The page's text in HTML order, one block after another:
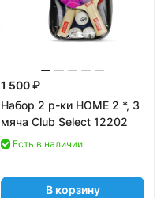
1 500 ₽
Набор 2 р-ки HOME 2 *, 3
мяча Club Select 12202
Есть в наличии
В корзину